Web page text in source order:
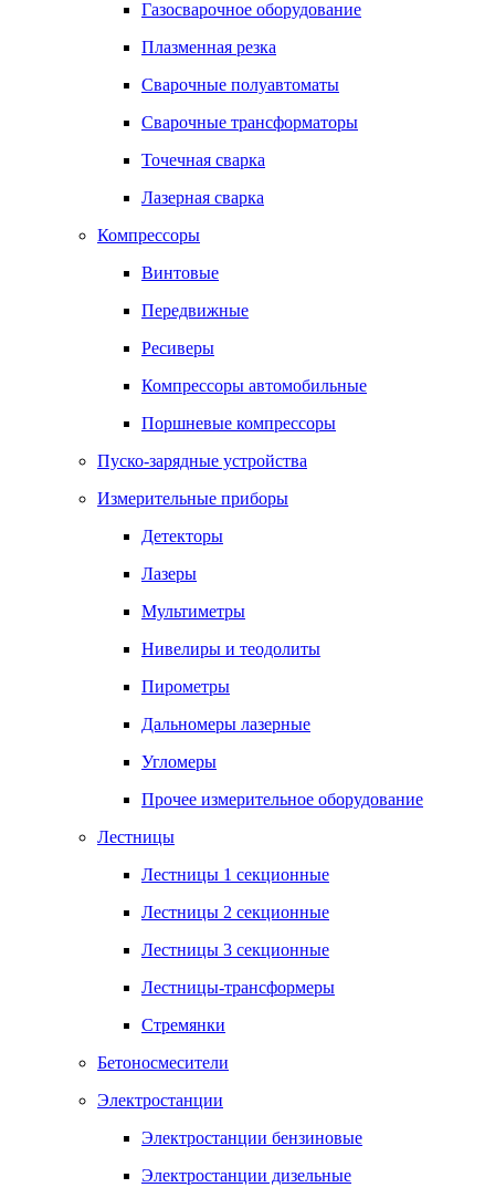
Газосварочное оборудование
Плазменная резка
Сварочные полуавтоматы
Сварочные трансформаторы
Точечная сварка
Лазерная сварка
Компрессоры
Винтовые
Передвижные
Ресиверы
Компрессоры автомобильные
Поршневые компрессоры
Пуско-зарядные устройства
Измерительные приборы
Детекторы
Лазеры
Мультиметры
Нивелиры и теодолиты
Пирометры
Дальномеры лазерные
Угломеры
Прочее измерительное оборудование
Лестницы
Лестницы 1 секционные
Лестницы 2 секционные
Лестницы 3 секционные
Лестницы-трансформеры
Стремянки
Бетоносмесители
Электростанции
Электростанции бензиновые
Электростанции дизельные